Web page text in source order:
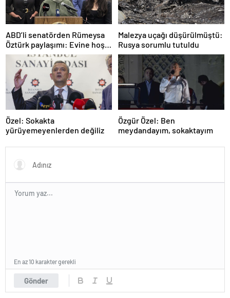
ABD’li senatörden Rümeysa
Öztürk paylaşımı: Evine hoş
geldin!
Malezya uçağı düşürülmüştü:
Rusya sorumlu tutuldu
Özel: Sokakta
yürüyemeyenlerden değiliz
Özgür Özel: Ben
meydandayım, sokaktayım
Gönder
En az 10 karakter gerekli